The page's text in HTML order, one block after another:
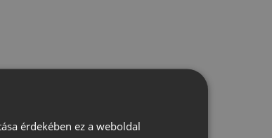
érdekében ez a weboldal